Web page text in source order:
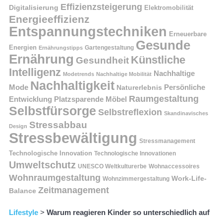
Digitalisierung Effizienzsteigerung Elektromobilität
Energieeffizienz
Entspannungstechniken Erneuerbare
Energien Ernährungstipps Gartengestaltung Gesunde
Ernährung Gesundheit Künstliche
Intelligenz Modetrends Nachhaltige Mobilität Nachhaltige
Mode Nachhaltigkeit Naturerlebnis Persönliche
Entwicklung Platzsparende Möbel Raumgestaltung
Selbstfürsorge Selbstreflexion Skandinavisches
Design Stressabbau
Stressbewältigung Stressmanagement
Technologische Innovation Technologische Innovationen
Umweltschutz UNESCO Weltkulturerbe Wohnaccessoires
Wohnraumgestaltung Wohnzimmergestaltung Work-Life-
Balance Zeitmanagement
Lifestyle > Warum reagieren Kinder so unterschiedlich auf